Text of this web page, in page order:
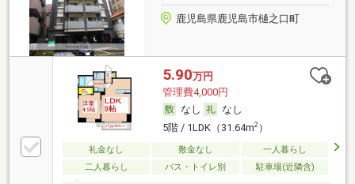
鹿児島県鹿児島市樋之口町
5.90万円
管理費4,000円
なし
なし
5階 / 1LDK（31.64m2）
礼金なし 敷金なし
一人暮らし
二人暮らし
バス・トイレ別 駐車場(近隣含)